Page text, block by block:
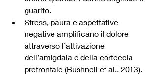
guarito.
Stress, paura e aspettative
negative amplificano il dolore
attraverso l’attivazione
dell’amigdala e della corteccia
prefrontale (Bushnell et al., 2013).